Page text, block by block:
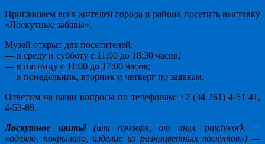
Приглашаем всех жителей города и района посетить выставку
«Лоскутные забавы».
Музей открыт для посетителей:
— в среду и субботу с 11:00 до 18:30 часов;
— в пятницу с 11:00 до 17:00 часов;
— в понедельник, вторник и четверг по заявкам.
Ответим на ваши вопросы по телефонам: +7 (34 261) 4-51-41,
4-53-89.
Лоскутное шитьё(или пэчворк, от англ. patchwork —
«одеяло, покрывало, изделие из разноцветных лоскутов») —